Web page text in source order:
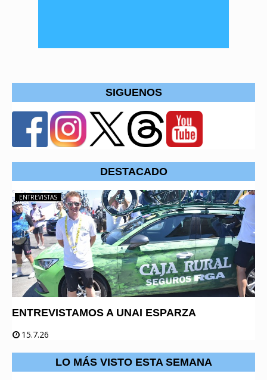
SIGUENOS
DESTACADO
ENTREVISTAS
ENTREVISTAMOS A UNAI ESPARZA
15.7.26
LO MÁS VISTO ESTA SEMANA